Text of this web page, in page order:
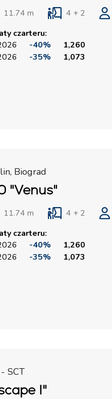
11.74 m 4 + 2
czarteru:
-40%
1,260
-35% 1,073
Biograd
"Venus"
11.74 m 4 + 2
czarteru:
-40%
1,260
-35% 1,073
SCT
I"
Marina Trogir - SCT
ACI Marina Split
ACI Marina Dubrovnik,